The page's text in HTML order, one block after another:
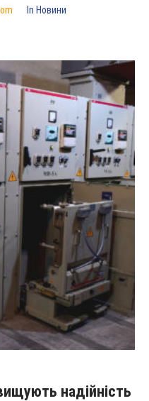
In Новини
надійність